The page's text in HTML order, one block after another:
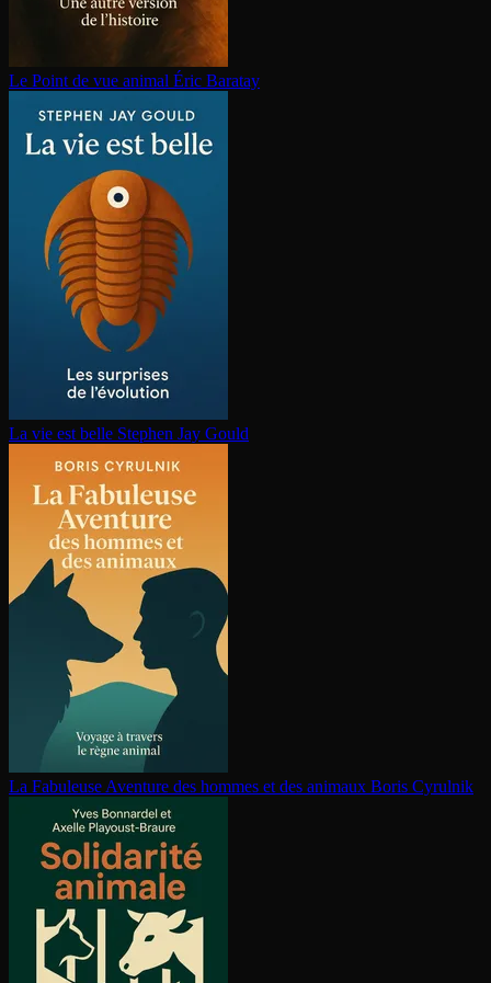
Le Point de vue animal Éric Baratay
La vie est belle Stephen Jay Gould
La Fabuleuse Aventure des hommes et des animaux Boris Cyrulnik